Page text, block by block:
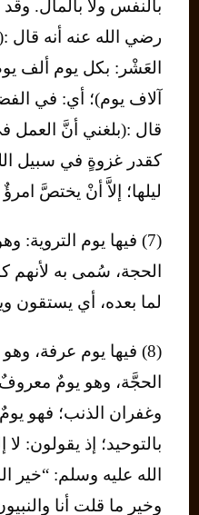
بالنفس ولا بالمال.
رضي الله عنه أنه قال
العَشْر: بكل يوم ألف
آلاف يوم)؛ أي: في
قال :(بلغني أنَّ العمل
كقدر غزوةٍ في سبيل
ليلها؛ إلاَّ أنْ يختصَّ
(7) فيها يوم التروية:
الحجة، سُمى به لأنهم
لما بعده، أي يستقون
(8) فيها يوم عرفة،
الحجَّة، وهو يومٌ
وغفران الذنب؛ فهو
بالتوحيد؛ إذ يقولون:
الله عليه وسلم: “خير
وخير ما قلت أنا